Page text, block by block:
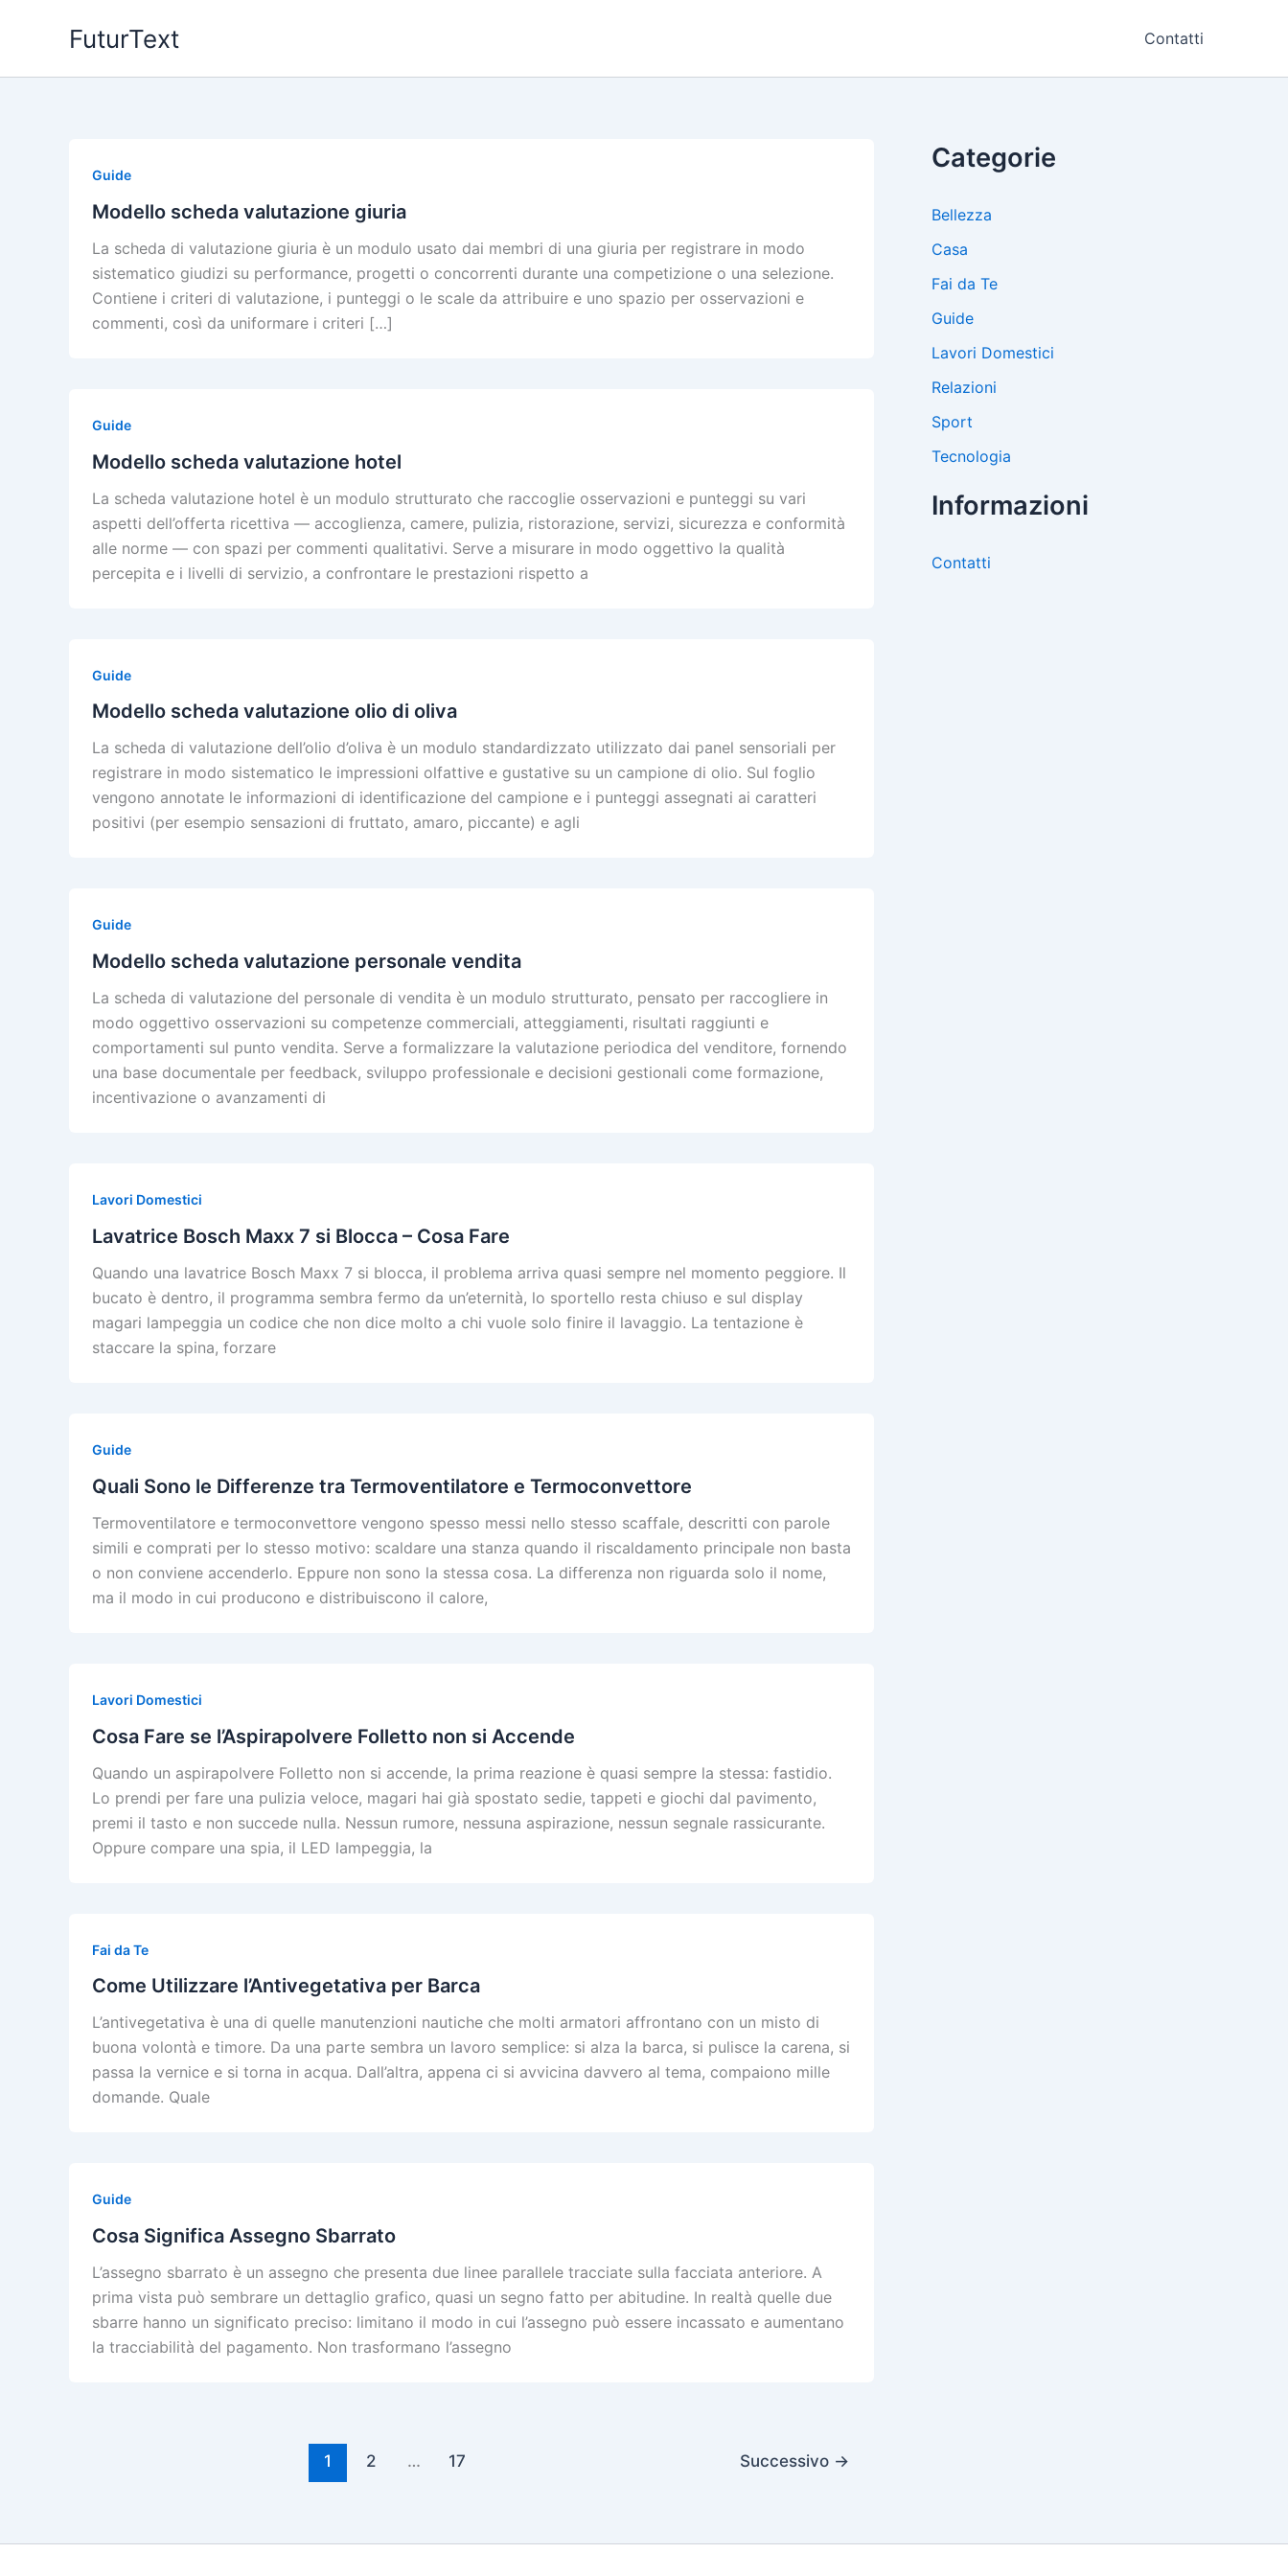
FuturText Contatti
Guide
Modello scheda valutazione giuria
La scheda di valutazione giuria è un modulo usato dai membri di una giuria per registrare in modo
sistematico giudizi su performance, progetti o concorrenti durante una competizione o una selezione.
Contiene i criteri di valutazione, i punteggi o le scale da attribuire e uno spazio per osservazioni e
commenti, così da uniformare i criteri […]
Guide
Modello scheda valutazione hotel
La scheda valutazione hotel è un modulo strutturato che raccoglie osservazioni e punteggi su vari
aspetti dell’offerta ricettiva — accoglienza, camere, pulizia, ristorazione, servizi, sicurezza e conformità
alle norme — con spazi per commenti qualitativi. Serve a misurare in modo oggettivo la qualità
percepita e i livelli di servizio, a confrontare le prestazioni rispetto a
Guide
Modello scheda valutazione olio di oliva
La scheda di valutazione dell’olio d’oliva è un modulo standardizzato utilizzato dai panel sensoriali per
registrare in modo sistematico le impressioni olfattive e gustative su un campione di olio. Sul foglio
vengono annotate le informazioni di identificazione del campione e i punteggi assegnati ai caratteri
positivi (per esempio sensazioni di fruttato, amaro, piccante) e agli
Guide
Modello scheda valutazione personale vendita
La scheda di valutazione del personale di vendita è un modulo strutturato, pensato per raccogliere in
modo oggettivo osservazioni su competenze commerciali, atteggiamenti, risultati raggiunti e
comportamenti sul punto vendita. Serve a formalizzare la valutazione periodica del venditore, fornendo
una base documentale per feedback, sviluppo professionale e decisioni gestionali come formazione,
incentivazione o avanzamenti di
Lavori Domestici
Lavatrice Bosch Maxx 7 si Blocca – Cosa Fare
Quando una lavatrice Bosch Maxx 7 si blocca, il problema arriva quasi sempre nel momento peggiore. Il
bucato è dentro, il programma sembra fermo da un’eternità, lo sportello resta chiuso e sul display
magari lampeggia un codice che non dice molto a chi vuole solo finire il lavaggio. La tentazione è
staccare la spina, forzare
Guide
Quali Sono le Differenze tra Termoventilatore e Termoconvettore
Termoventilatore e termoconvettore vengono spesso messi nello stesso scaffale, descritti con parole
simili e comprati per lo stesso motivo: scaldare una stanza quando il riscaldamento principale non basta
o non conviene accenderlo. Eppure non sono la stessa cosa. La differenza non riguarda solo il nome,
ma il modo in cui producono e distribuiscono il calore,
Lavori Domestici
Cosa Fare se l’Aspirapolvere Folletto non si Accende
Quando un aspirapolvere Folletto non si accende, la prima reazione è quasi sempre la stessa: fastidio.
Lo prendi per fare una pulizia veloce, magari hai già spostato sedie, tappeti e giochi dal pavimento,
premi il tasto e non succede nulla. Nessun rumore, nessuna aspirazione, nessun segnale rassicurante.
Oppure compare una spia, il LED lampeggia, la
Fai da Te
Come Utilizzare l’Antivegetativa per Barca
L’antivegetativa è una di quelle manutenzioni nautiche che molti armatori affrontano con un misto di
buona volontà e timore. Da una parte sembra un lavoro semplice: si alza la barca, si pulisce la carena, si
passa la vernice e si torna in acqua. Dall’altra, appena ci si avvicina davvero al tema, compaiono mille
domande. Quale
Guide
Cosa Significa Assegno Sbarrato
L’assegno sbarrato è un assegno che presenta due linee parallele tracciate sulla facciata anteriore. A
prima vista può sembrare un dettaglio grafico, quasi un segno fatto per abitudine. In realtà quelle due
sbarre hanno un significato preciso: limitano il modo in cui l’assegno può essere incassato e aumentano
la tracciabilità del pagamento. Non trasformano l’assegno
1 2 … 17 Successivo →
Categorie
Bellezza
Casa
Fai da Te
Guide
Lavori Domestici
Relazioni
Sport
Tecnologia
Informazioni
Contatti